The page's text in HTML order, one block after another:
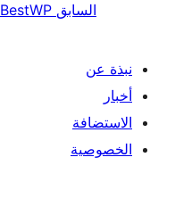
السابق BestWP
نبذة عن
أخبار
الاستضافة
الخصوصية